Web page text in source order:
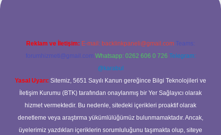
Reklam ve İletişim: E-mail: backlinkpaneli@gmail.com Teams:
forumhizmeti@gmail.com Whatsapp: 0262 606 0 726 Telegram:
@karabul
Yasal Uyarı: Sitemiz, 5651 Sayılı Kanun gereğince Bilgi Teknolojileri ve
İletişim Kurumu (BTK) tarafından onaylanmış bir Yer Sağlayıcı olarak
hizmet vermektedir. Bu nedenle, sitedeki içerikleri proaktif olarak
denetleme veya araştırma yükümlülüğümüz bulunmamaktadır. Ancak,
üyelerimiz yazdıkları içeriklerin sorumluluğunu taşımakta olup, siteye